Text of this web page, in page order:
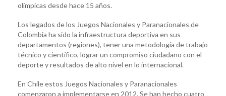
olímpicas desde hace 15 años.
Los legados de los Juegos Nacionales y Paranacionales de
Colombia ha sido la infraestructura deportiva en sus
departamentos (regiones), tener una metodología de trabajo
técnico y científico, lograr un compromiso ciudadano con el
deporte y resultados de alto nivel en lo internacional.
En Chile estos Juegos Nacionales y Paranacionales
comenzaron a implementarse en 2012. Se han hecho cuatro